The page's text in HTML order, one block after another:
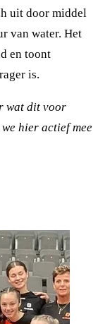
uit door middel
van water. Het
en toont
is.
wat dit voor
hier actief mee